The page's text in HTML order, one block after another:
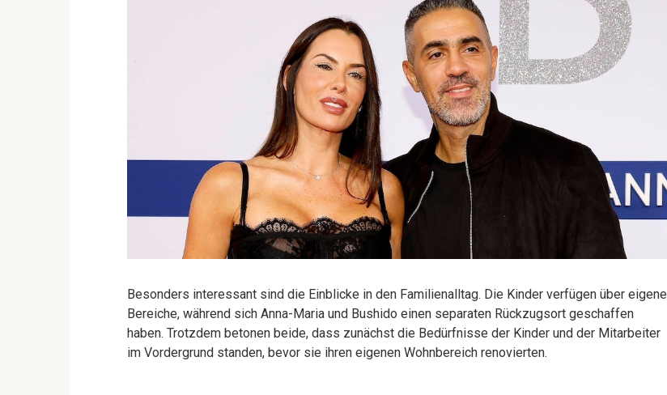
Besonders interessant sind die Einblicke in den Familienalltag. Die Kinder verfügen über eigene
Bereiche, während sich Anna-Maria und Bushido einen separaten Rückzugsort geschaffen
haben. Trotzdem betonen beide, dass zunächst die Bedürfnisse der Kinder und der Mitarbeiter
im Vordergrund standen, bevor sie ihren eigenen Wohnbereich renovierten.